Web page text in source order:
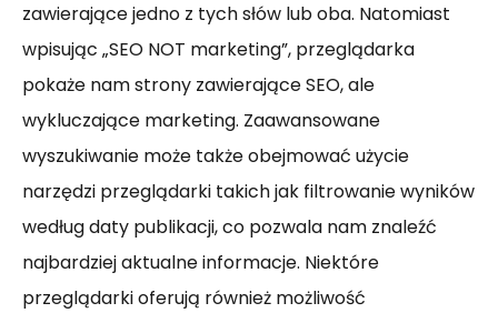
zawierające jedno z tych słów lub oba. Natomiast
wpisując „SEO NOT marketing”, przeglądarka
pokaże nam strony zawierające SEO, ale
wykluczające marketing. Zaawansowane
wyszukiwanie może także obejmować użycie
narzędzi przeglądarki takich jak filtrowanie wyników
według daty publikacji, co pozwala nam znaleźć
najbardziej aktualne informacje. Niektóre
przeglądarki oferują również możliwość